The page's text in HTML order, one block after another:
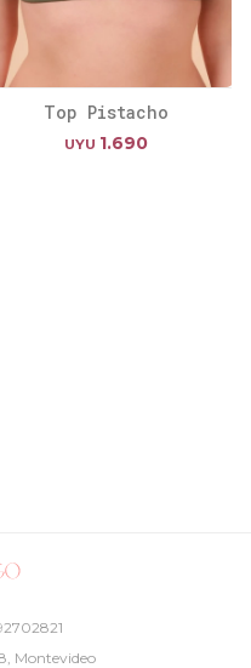
Top Pistacho
UYU 1.690
Montevideo